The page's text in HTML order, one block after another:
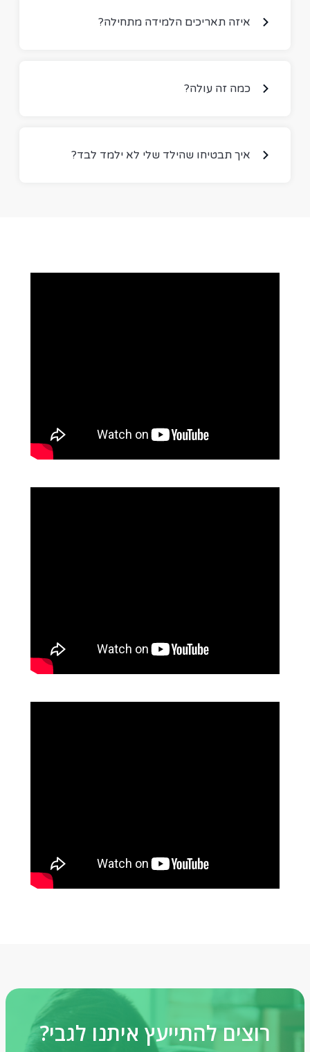
?איזה תאריכים הלמידה מתחילה
?כמה זה עולה
?איך תבטיחו שהילד שלי לא ילמד לבד
?רוצים להתייעץ איתנו לגבי